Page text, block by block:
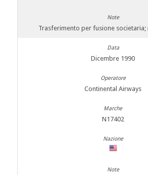
Trasferimento per fusione societaria;
Dicembre 1990
Continental Airways
N17402